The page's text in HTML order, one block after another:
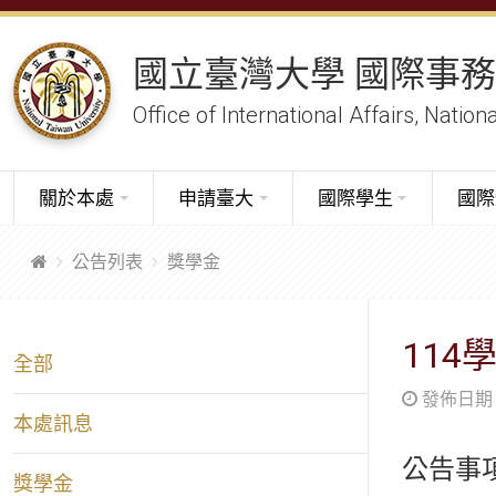
國立臺灣大學 國際事
Office of International Affairs,
關於本處 申請臺大 國際學生 國
公告列表 獎學金
全部
本處訊息
獎學金
114
發佈日期
公告事